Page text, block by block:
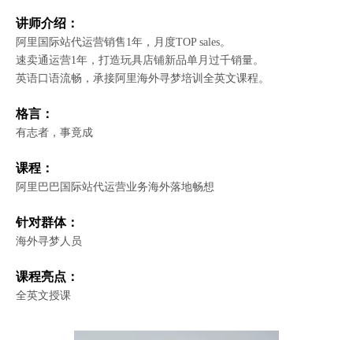
讲师介绍：
阿里国际站代运营销售1年，月度TOP sales。
速卖通运营1年，打造玩具店铺新品单月过千销量。
英语口语流畅，承接阿里海外寻梦培训全英文课程。
格言：
有志者，事竟成
课程：
阿里巴巴国际站代运营业务海外落地畅想
针对群体：
海外寻梦人员
课程亮点：
全英文授课